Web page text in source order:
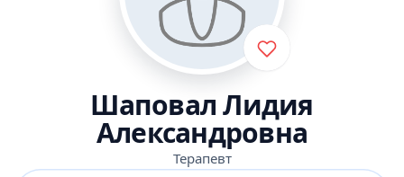
Шаповал Лидия
Александровна
Терапевт